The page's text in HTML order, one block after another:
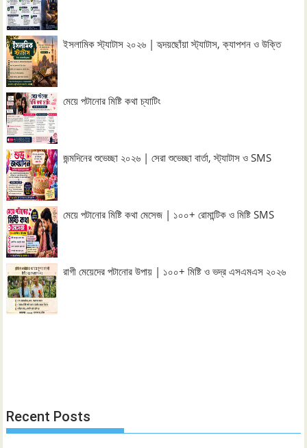
ইসলামিক স্ট্যাটাস ২০২৬ | হৃদয়ছোঁয়া স্ট্যাটাস, ক্যাপশন ও উক্তি
মেয়ে পটানোর মিষ্টি কথা চ্যাটিং
জন্মদিনের শুভেচ্ছা ২০২৬ | সেরা শুভেচ্ছা বার্তা, স্ট্যাটাস ও SMS
মেয়ে পটানোর মিষ্টি কথা মেসেজ | ১০০+ রোমান্টিক ও মিষ্টি SMS
রাগী মেয়েদের পটানোর উপায় | ১০০+ মিষ্টি ও ভদ্র এসএমএস ২০২৬
Recent Posts